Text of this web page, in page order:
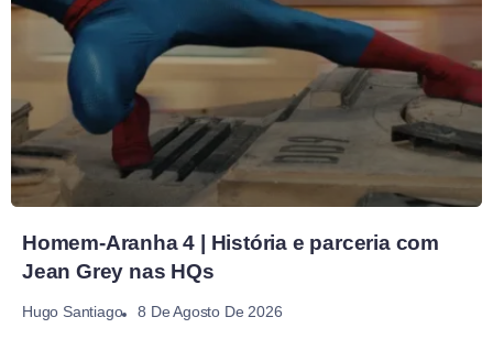
Homem-Aranha 4 | História e parceria com
Jean Grey nas HQs
Hugo Santiago 8 De Agosto De 2026